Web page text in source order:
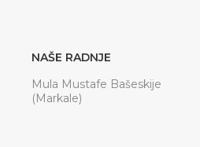
NAŠE RADNJE
Mula Mustafe Bašeskije
(Markale)